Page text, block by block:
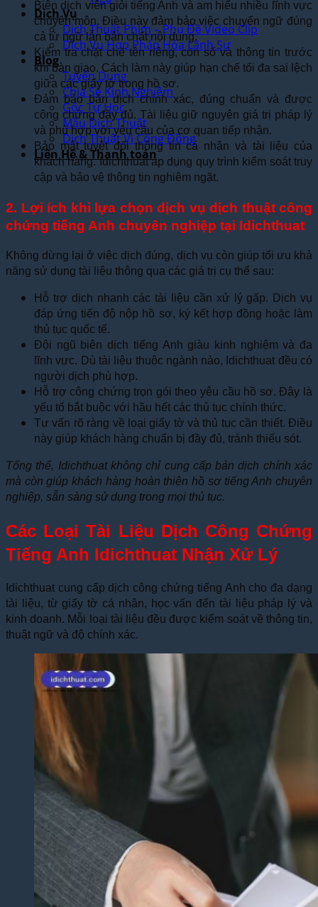
Dịch Vụ
Dịch Thuật Phim – Phụ Đề Video Clip
Dịch Vụ Hợp Pháp Hóa Lãnh Sự
Blog
Tuyển Dụng
Chia Sẻ Kinh Nghiệm
Góc Tự Học
Mẫu Dịch Thuật
Dịch Thuật Vì Cộng Đồng
Liên Hệ & Thanh toán
Biên dịch viên giỏi tiếng Anh và am hiểu nhiều lĩnh vực
chuyên môn. Điều này đảm bảo việc chuyển ngữ đúng
cả từ ngữ lẫn bản chất nội dung.
Kiểm tra chặt chẽ tên riêng, con số và thông tin trước
khi bàn giao. Cách làm này giúp hạn chế tối đa sai lệch
giữa các giấy tờ trong hồ sơ.
Đảm bảo bản dịch chính xác, đúng chuẩn và được
công chứng đầy đủ. Tài liệu giữ nguyên giá trị pháp lý
và phù hợp với yêu cầu của cơ quan tiếp nhận.
Bảo mật tuyệt đối thông tin cá nhân và tài liệu của
khách hàng. Idichthuat áp dụng quy trình kiểm soát truy
cập và bảo vệ thông tin nghiêm ngặt.
2. Lợi ích khi lựa chọn dịch vụ dịch thuật công
chứng tiếng Anh chuyên nghiệp tại Idichthuat
Không dừng lại ở việc dịch đúng, dịch vụ còn giúp tối ưu khả
năng sử dụng tài liệu thông qua các giá trị cụ thể sau:
Hỗ trợ dịch nhanh các tài liệu cần xử lý gấp. Dịch vụ
đáp ứng tiến độ nộp hồ sơ, ký kết hợp đồng hoặc làm
thủ tục quốc tế.
Đội ngũ biên dịch tiếng Anh giàu kinh nghiệm và đa
lĩnh vực. Dù tài liệu thuộc ngành nào, Idichthuat đều có
người dịch phù hợp.
Hỗ trợ công chứng trọn gói theo yêu cầu hồ sơ. Đây là
yếu tố bắt buộc với hầu hết các thủ tục chính thức.
Tư vấn rõ ràng về loại giấy tờ và thủ tục cần thiết. Điều
này giúp khách hàng chuẩn bị đầy đủ, tránh thiếu sót.
Tổng thể, Idichthuat không chỉ cung cấp bản dịch chính xác
mà còn giúp khách hàng hoàn thiện hồ sơ tiếng Anh chuyên
nghiệp, sẵn sàng sử dụng trong mọi thủ tục.
Các Loại Tài Liệu Dịch Công Chứng
Tiếng Anh Idichthuat Nhận Xử Lý
Idichthuat cung cấp dịch công chứng tiếng Anh cho đa dạng
tài liệu, từ giấy tờ cá nhân, học vấn đến tài liệu pháp lý và
kinh doanh. Mỗi loại tài liệu đều được kiểm soát về thông tin,
thuật ngữ và độ chính xác.